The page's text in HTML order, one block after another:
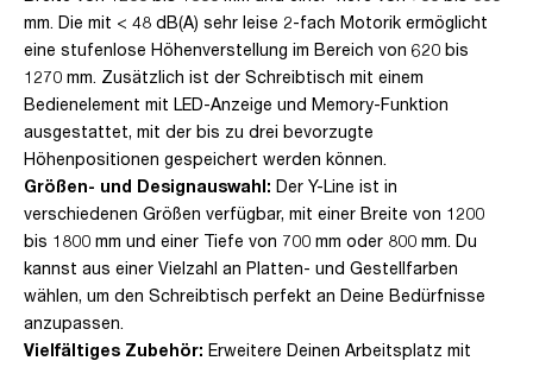
mm. Die mit < 48 dB(A) sehr leise 2-fach Motorik ermöglicht
eine stufenlose Höhenverstellung im Bereich von 620 bis
1270 mm. Zusätzlich ist der Schreibtisch mit einem
Bedienelement mit LED-Anzeige und Memory-Funktion
ausgestattet, mit der bis zu drei bevorzugte
Höhenpositionen gespeichert werden können.
Größen- und Designauswahl: Der Y-Line ist in
verschiedenen Größen verfügbar, mit einer Breite von 1200
bis 1800 mm und einer Tiefe von 700 mm oder 800 mm. Du
kannst aus einer Vielzahl an Platten- und Gestellfarben
wählen, um den Schreibtisch perfekt an Deine Bedürfnisse
anzupassen.
Vielfältiges Zubehör: Erweitere Deinen Arbeitsplatz mit